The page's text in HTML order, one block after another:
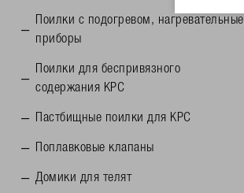
Поилки с подогревом, нагревательные
приборы
Поилки для беспривязного
содержания КРС
Пастбищные поилки для КРС
Поплавковые клапаны
Домики для телят